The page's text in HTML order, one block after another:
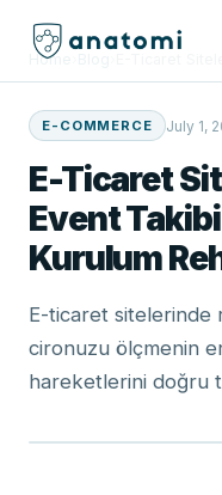
Home
E-COMMERCE July 1,
E-Ticaret
Event
Kurulum
E-ticaret sitelerinde
cironuzu ölçmenin
hareketlerini doğru